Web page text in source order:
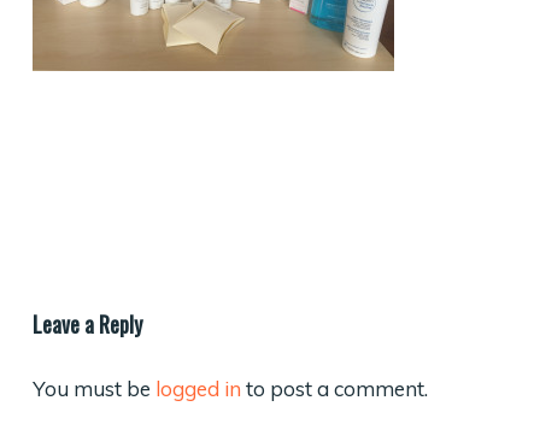
Leave a Reply
You must be logged in to post a comment.